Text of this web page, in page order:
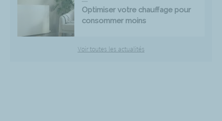
Optimiser votre chauffage pour
consommer moins
Voir toutes les actualités